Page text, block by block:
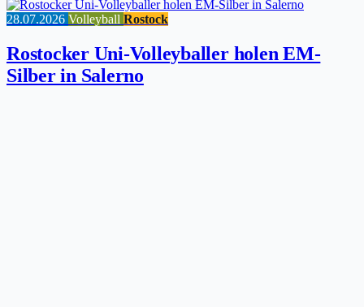
28.07.2026 Volleyball Rostock
Rostocker Uni-Volleyballer holen EM-
Silber in Salerno